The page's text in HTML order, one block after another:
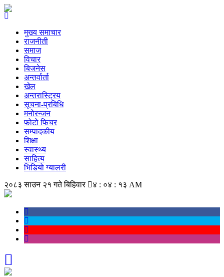
मुख्य समाचार
राजनीती
समाज
विचार
बिजनेस
अन्तर्वार्ता
खेल
अन्तरास्ट्रिय
सूचना-प्रबिधि
मनोरन्जन
फोटो फिचर
सम्पादकीय
शिक्षा
स्वास्थ्य
साहित्य
भिडियो ग्यालरी
२०८३ साउन २१ गते बिहिवार
४ : ०४ : १३ AM